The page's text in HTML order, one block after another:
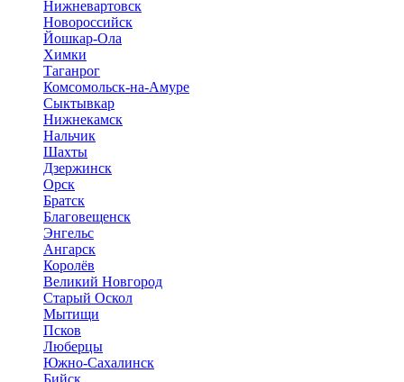
Нижневартовск
Новороссийск
Йошкар-Ола
Химки
Таганрог
Комсомольск-на-Амуре
Сыктывкар
Нижнекамск
Нальчик
Шахты
Дзержинск
Орск
Братск
Благовещенск
Энгельс
Ангарск
Королёв
Великий Новгород
Старый Оскол
Мытищи
Псков
Люберцы
Южно-Сахалинск
Бийск